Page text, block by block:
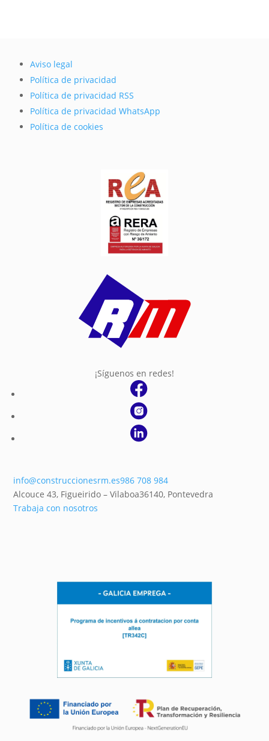
Aviso legal
Política de privacidad
Política de privacidad RSS
Política de privacidad WhatsApp
Política de cookies
¡Síguenos en redes!
info@construccionesrm.es986 708 984
Alcouce 43, Figueirido – Vilaboa36140, Pontevedra
Trabaja con nosotros